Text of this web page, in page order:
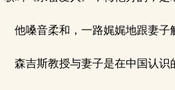
他嗓音柔和，一路娓娓地跟妻子
森吉斯教授与妻子是在中国认识